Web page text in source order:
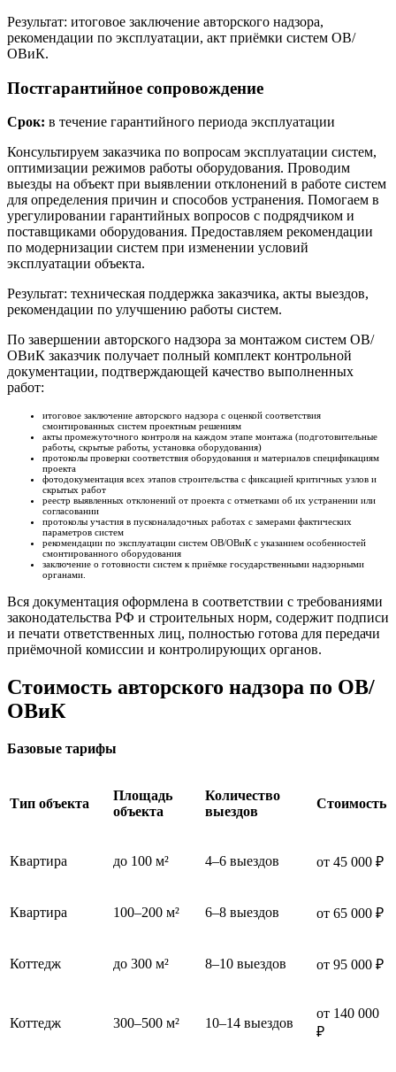
Результат: итоговое заключение авторского надзора,
рекомендации по эксплуатации, акт приёмки систем ОВ/
ОВиК.
Постгарантийное сопровождение
Срок: в течение гарантийного периода эксплуатации
Консультируем заказчика по вопросам эксплуатации систем,
оптимизации режимов работы оборудования. Проводим
выезды на объект при выявлении отклонений в работе систем
для определения причин и способов устранения. Помогаем в
урегулировании гарантийных вопросов с подрядчиком и
поставщиками оборудования. Предоставляем рекомендации
по модернизации систем при изменении условий
эксплуатации объекта.
Результат: техническая поддержка заказчика, акты выездов,
рекомендации по улучшению работы систем.
По завершении авторского надзора за монтажом систем ОВ/
ОВиК заказчик получает полный комплект контрольной
документации, подтверждающей качество выполненных
работ:
итоговое заключение авторского надзора с оценкой соответствия
смонтированных систем проектным решениям
акты промежуточного контроля на каждом этапе монтажа (подготовительные
работы, скрытые работы, установка оборудования)
протоколы проверки соответствия оборудования и материалов спецификациям
проекта
фотодокументация всех этапов строительства с фиксацией критичных узлов и
скрытых работ
реестр выявленных отклонений от проекта с отметками об их устранении или
согласовании
протоколы участия в пусконаладочных работах с замерами фактических
параметров систем
рекомендации по эксплуатации систем ОВ/ОВиК с указанием особенностей
смонтированного оборудования
заключение о готовности систем к приёмке государственными надзорными
органами.
Вся документация оформлена в соответствии с требованиями
законодательства РФ и строительных норм, содержит подписи
и печати ответственных лиц, полностью готова для передачи
приёмочной комиссии и контролирующих органов.
Стоимость авторского надзора по ОВ/
ОВиК
Базовые тарифы
Тип объекта
Площадь
объекта
Количество
выездов
Стоимость
Квартира до 100 м² 4–6 выездов от 45 000 ₽
Квартира 100–200 м² 6–8 выездов от 65 000 ₽
Коттедж до 300 м² 8–10 выездов от 95 000 ₽
Коттедж 300–500 м² 10–14 выездов
от 140 000
₽